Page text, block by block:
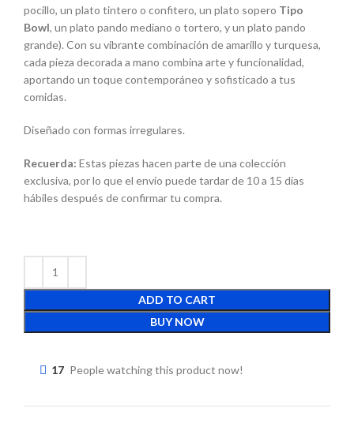
pocillo, un plato tintero o confitero, un plato sopero Tipo
Bowl, un plato pando mediano o tortero, y un plato pando
grande). Con su vibrante combinación de amarillo y turquesa,
cada pieza decorada a mano combina arte y funcionalidad,
aportando un toque contemporáneo y sofisticado a tus
comidas.
Diseñado con formas irregulares.
Recuerda: Estas piezas hacen parte de una colección
exclusiva, por lo que el envío puede tardar de 10 a 15 días
hábiles después de confirmar tu compra.
ADD TO CART
BUY NOW
17 People watching this product now!